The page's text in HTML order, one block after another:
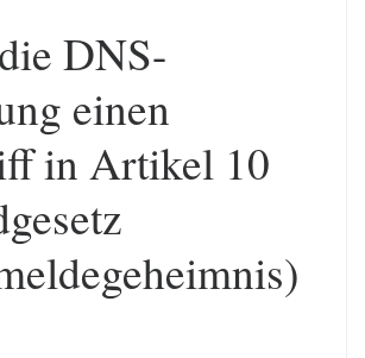
DNS-
einen
in Artikel 10